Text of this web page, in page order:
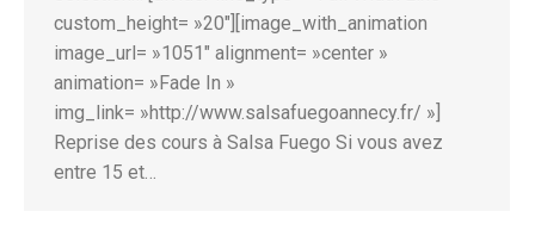
custom_height= »20″][image_with_animation
image_url= »1051″ alignment= »center »
animation= »Fade In »
img_link= »http://www.salsafuegoannecy.fr/ »]
Reprise des cours à Salsa Fuego Si vous avez
entre 15 et…